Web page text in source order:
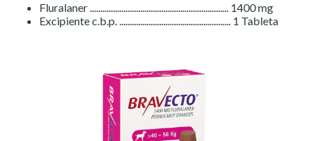
Fluralaner .................................................................. 1400 mg
Excipiente c.b.p. ..................................................... 1 Tableta